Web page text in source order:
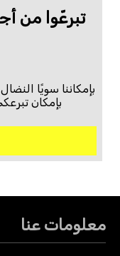
تبرعّوا من
بإمكاننا سويًا
بإمكان
معلومات عنا